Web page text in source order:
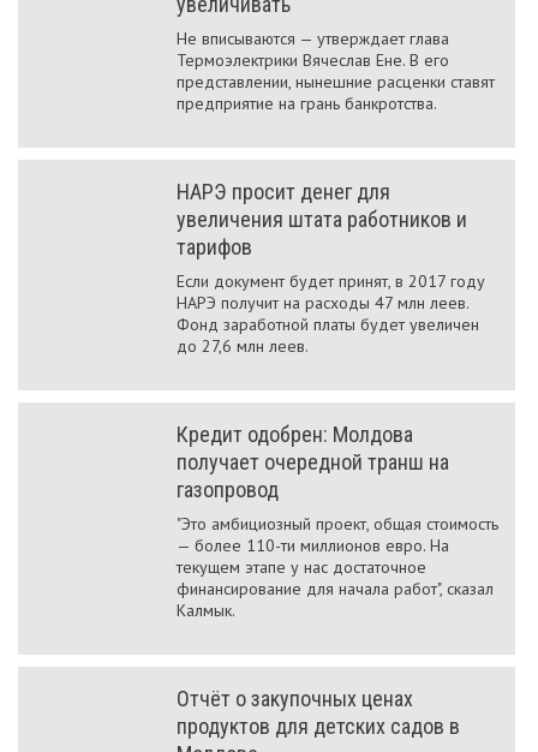
Не вписываются — утверждает глава
Термоэлектрики Вячеслав Ене. В его
представлении, нынешние расценки ставят
предприятие на грань банкротства.
НАРЭ просит денег для
увеличения штата работников и
тарифов
Если документ будет принят, в 2017 году
НАРЭ получит на расходы 47 млн леев.
Фонд заработной платы будет увеличен
до 27,6 млн леев.
Кредит одобрен: Молдова
получает очередной транш на
газопровод
"Это амбициозный проект, общая стоимость
— более 110-ти миллионов евро. На
текущем этапе у нас достаточное
финансирование для начала работ", сказал
Калмык.
Отчёт о закупочных ценах
продуктов для детских садов в